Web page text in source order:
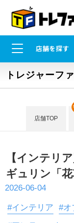
店舗を探す
トレジャーフ
店舗TOP
【インテリ
ギュリン「
2026-06-04
#インテリア #オ